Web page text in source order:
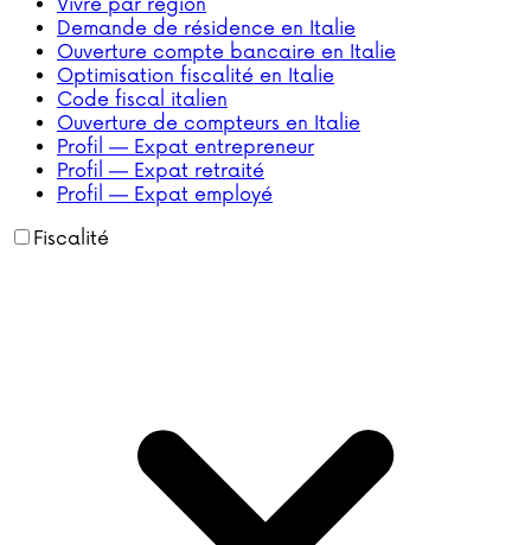
Vivre par région
Demande de résidence en Italie
Ouverture compte bancaire en Italie
Optimisation fiscalité en Italie
Code fiscal italien
Ouverture de compteurs en Italie
Profil — Expat entrepreneur
Profil — Expat retraité
Profil — Expat employé
Fiscalité